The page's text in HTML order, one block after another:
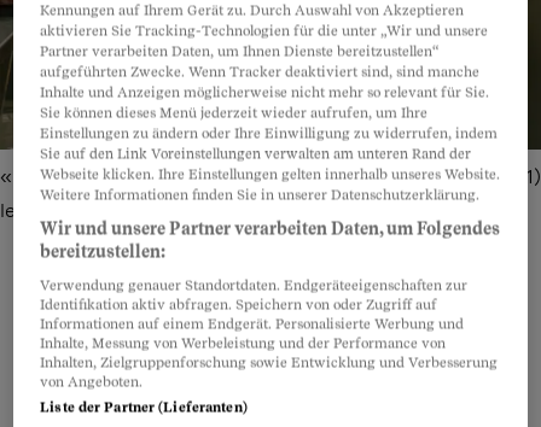
«Es ist nie zu spät, mit einer Lehre zu beginnen»: Florian (21)
lernt Fleischfachmann.
Teilen Anhören Merken Kommentare
Artikel teilen
«Die psychische Gesundheit der Jugend
Kennungen auf Ihrem Gerät zu. Durch Auswahl von Akzeptieren
aktivieren Sie Tracking-Technologien für die unter „Wir und unsere
Partner verarbeiten Daten, um Ihnen Dienste bereitzustellen“
aufgeführten Zwecke. Wenn Tracker deaktiviert sind, sind manche
Inhalte und Anzeigen möglicherweise nicht mehr so relevant für Sie.
Sie können dieses Menü jederzeit wieder aufrufen, um Ihre
Einstellungen zu ändern oder Ihre Einwilligung zu widerrufen, indem
Sie auf den Link Voreinstellungen verwalten am unteren Rand der
Webseite klicken. Ihre Einstellungen gelten innerhalb unseres Website.
Weitere Informationen finden Sie in unserer Datenschutzerklärung.
Wir und unsere Partner verarbeiten Daten, um Folgendes
bereitzustellen:
Verwendung genauer Standortdaten. Endgeräteeigenschaften zur
Identifikation aktiv abfragen. Speichern von oder Zugriff auf
Informationen auf einem Endgerät. Personalisierte Werbung und
Inhalte, Messung von Werbeleistung und der Performance von
Inhalten, Zielgruppenforschung sowie Entwicklung und Verbesserung
von Angeboten.
Liste der Partner (Lieferanten)